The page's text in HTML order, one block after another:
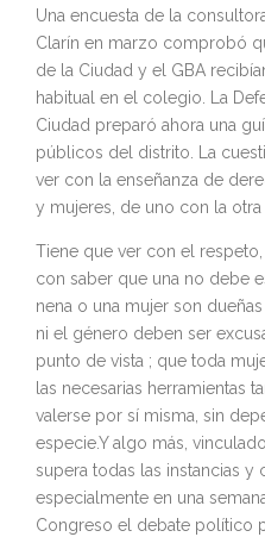
Una encuesta de la
Clarín en marzo comprobó
de la Ciudad y el GBA
habitual en el colegio. La
Ciudad preparó ahora una
públicos del distrito. La
ver con la enseñanza de
y mujeres, de uno con la otra
Tiene que ver con el
con saber que una no debe
nena o una mujer son
ni el género deben ser
punto de vista ; que toda
las necesarias herramientas
valerse por sí misma, sin
especie.Y algo más,
supera todas las instancias
especialmente en una
Congreso el debate político